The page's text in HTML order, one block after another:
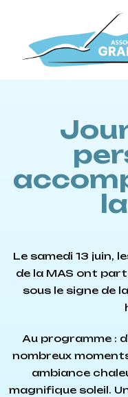
Le samedi 13 juin,
de la MAS ont
sous le signe de
Au programme :
nombreux
ambiance
magnifique soleil.